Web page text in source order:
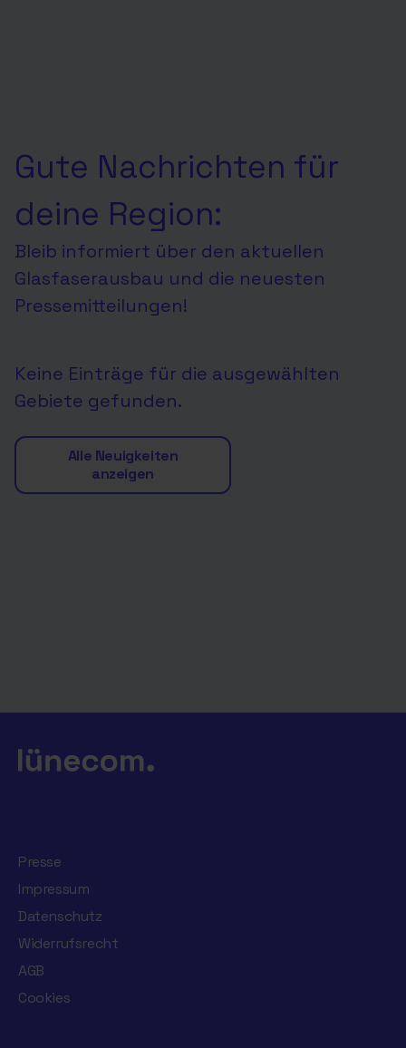
Gute Nachrichten für
deine Region:
Bleib informiert über den aktuellen
Glasfaserausbau und die neuesten
Pressemitteilungen!
Keine Einträge für die ausgewählten
Gebiete gefunden.
Alle Neuigkeiten
anzeigen
Presse
Impressum
Datenschutz
Widerrufsrecht
AGB
Cookies